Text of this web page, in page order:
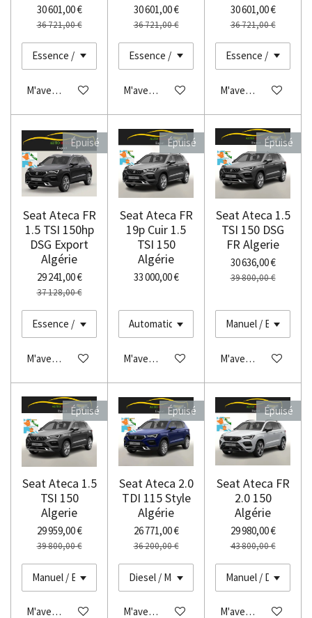
30 601,00 €
36 721,00 €
M'avertir si disponible
30 601,00 €
36 721,00 €
M'avertir si disponible
30 601,00 €
36 721,00 €
M'avertir si
Épuisé
Seat Ateca FR
1.5 TSI 150hp
DSG Export
Algérie
29 241,00 €
37 128,00 €
M'avertir si disponible
Épuisé
Seat Ateca FR
19p Cuir 1.5
TSI 150
Algérie
33 000,00 €
M'avertir si disponible
Épuisé
Seat Ateca 1.5
TSI 150 DSG
FR Algerie
30 636,00 €
39 800,00 €
M'avertir si
Épuisé
Seat Ateca 1.5
TSI 150
Algerie
29 959,00 €
39 800,00 €
M'avertir si disponible
Épuisé
Seat Ateca 2.0
TDI 115 Style
Algérie
26 771,00 €
36 200,00 €
M'avertir si disponible
Épuisé
Seat Ateca FR
2.0 150
Algérie
29 980,00 €
43 800,00 €
M'avertir si